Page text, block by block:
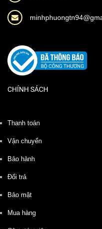
CHÍNH SÁCH
Thanh toán
Vận chuyển
Bảo hành
Đổi trả
Bảo mật
Mua hàng